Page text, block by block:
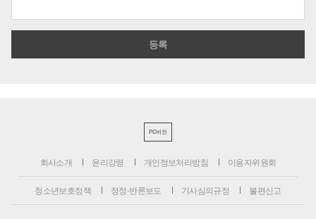
PC버전
회사소개 윤리강령 개인정보처리방침 이용자위원회
청소년보호정책 정정·반론보도 기사심의규정 불편신고